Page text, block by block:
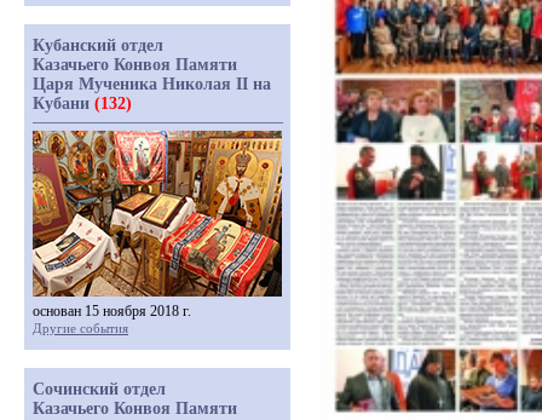
Кубанский отдел
Казачьего Конвоя Памяти
Царя Мученика Николая II на
Кубани (132)
основан 15 ноября 2018 г.
Другие события
Сочинский отдел
Казачьего Конвоя Памяти